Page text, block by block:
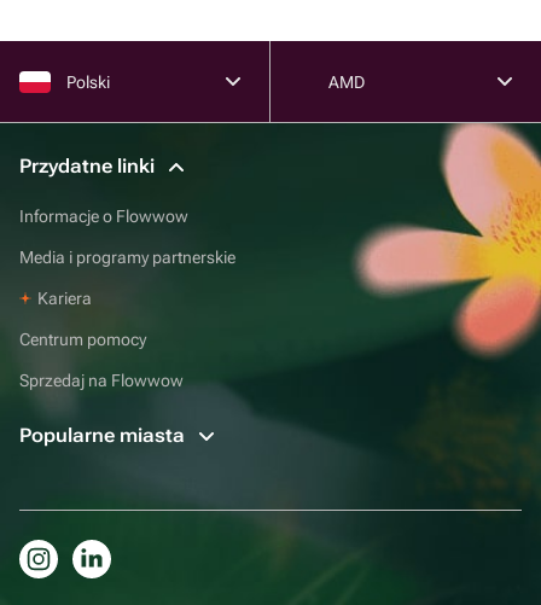
Polski AMD
Przydatne linki
Informacje o Flowwow
Media i programy partnerskie
Kariera
Centrum pomocy
Sprzedaj na Flowwow
Popularne miasta